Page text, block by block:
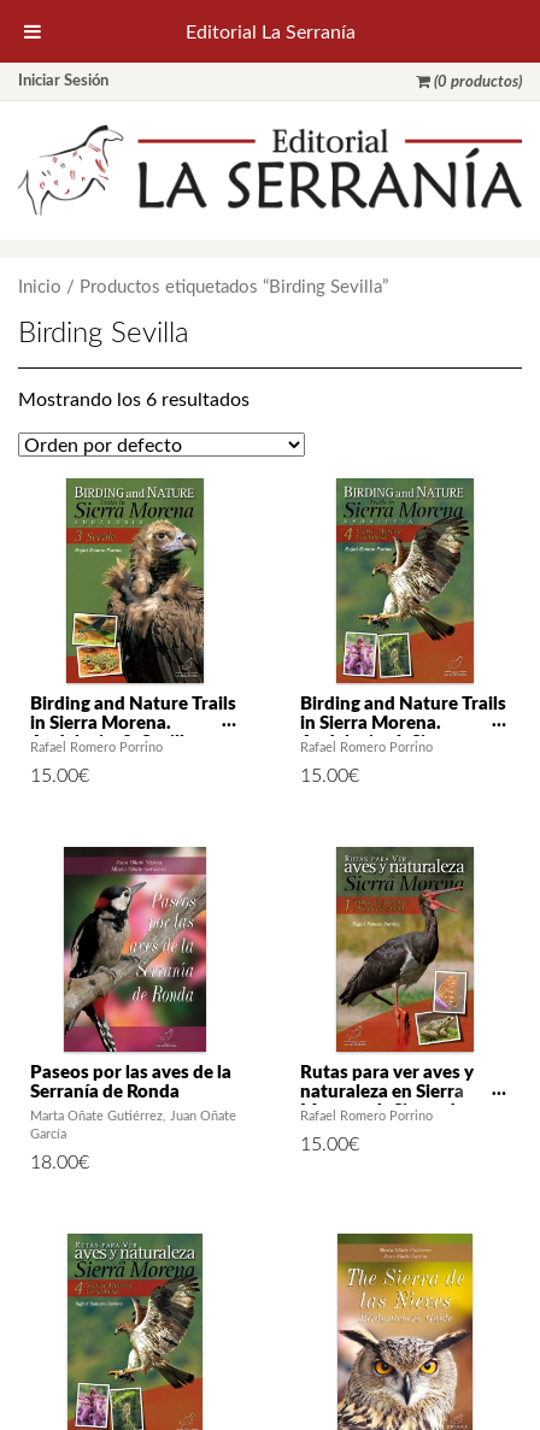
Iniciar Sesión (0 productos)
Inicio / Productos etiquetados “Birding Sevilla”
Birding Sevilla
Mostrando los 6 resultados
Birding and Nature Trails
in Sierra Morena.
Andalusia: 3. Seville
Rafael Romero Porrino
15.00€
Birding and Nature Trails
in Sierra Morena.
Andalusia: 4. Sierra
Rafael Romero Porrino
15.00€
Paseos por las aves de la
Serranía de Ronda
Marta Oñate Gutiérrez
Juan Oñate
García
18.00€
Rutas para ver aves y
naturaleza en Sierra
Morena. 1: Sierra de
Aroche
Rafael Romero Porrino
15.00€
Editorial La Serranía